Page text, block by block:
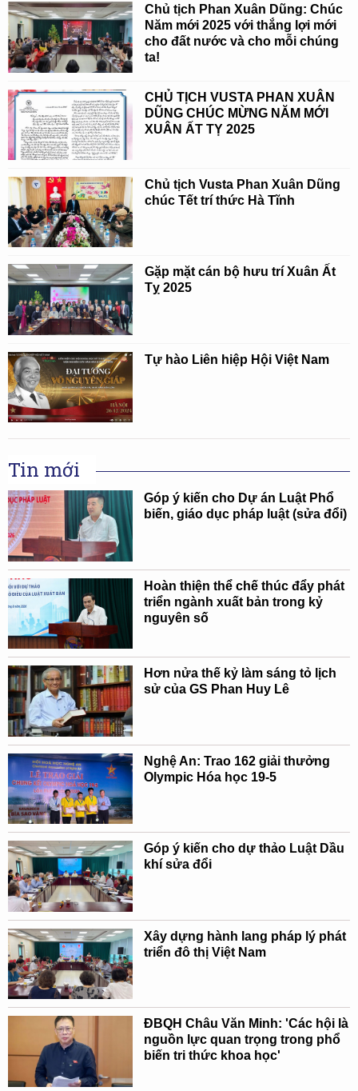
Chủ tịch Phan Xuân Dũng: Chúc
Năm mới 2025 với thắng lợi mới
cho đất nước và cho mỗi chúng
ta!
CHỦ TỊCH VUSTA PHAN XUÂN
DŨNG CHÚC MỪNG NĂM MỚI
XUÂN ẤT TỴ 2025
Chủ tịch Vusta Phan Xuân Dũng
chúc Tết trí thức Hà Tĩnh
Gặp mặt cán bộ hưu trí Xuân Ất
Tỵ 2025
Tự hào Liên hiệp Hội Việt Nam
Tin mới
Góp ý kiến cho Dự án Luật Phổ
biến, giáo dục pháp luật (sửa đổi)
Hoàn thiện thể chế thúc đẩy phát
triển ngành xuất bản trong kỷ
nguyên số
Hơn nửa thế kỷ làm sáng tỏ lịch
sử của GS Phan Huy Lê
Nghệ An: Trao 162 giải thưởng
Olympic Hóa học 19-5
Góp ý kiến cho dự thảo Luật Dầu
khí sửa đổi
Xây dựng hành lang pháp lý phát
triển đô thị Việt Nam
ĐBQH Châu Văn Minh: 'Các hội là
nguồn lực quan trọng trong phổ
biến tri thức khoa học'